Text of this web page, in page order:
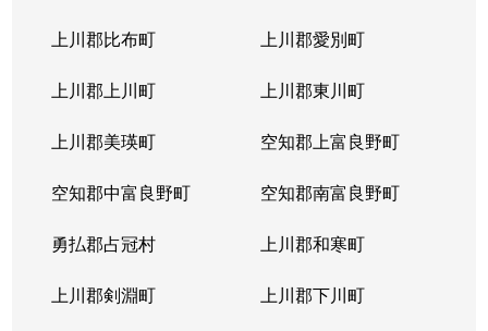
上川郡比布町 上川郡愛別町
上川郡上川町 上川郡東川町
上川郡美瑛町 空知郡上富良野町
空知郡中富良野町 空知郡南富良野町
勇払郡占冠村 上川郡和寒町
上川郡剣淵町 上川郡下川町